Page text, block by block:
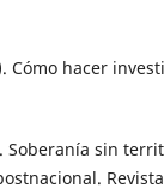
Cómo hacer
Soberanía sin